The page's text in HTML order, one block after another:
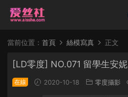
當前位置： 首頁 絲模寫真 正文
[LD零度] NO.071 留學生安妮
在線 2020-10-18 零度攝影